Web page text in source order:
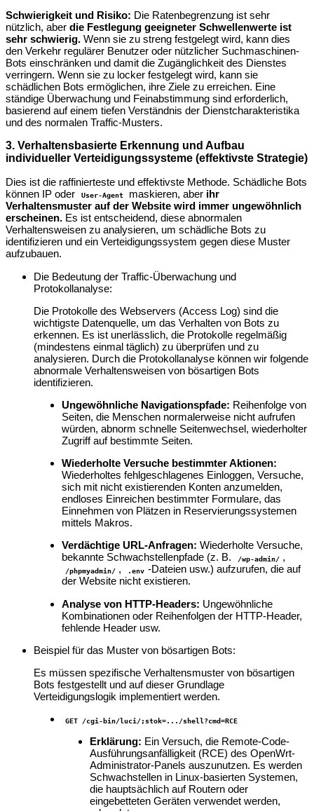
Schwierigkeit und Risiko: Die Ratenbegrenzung ist sehr
nützlich, aber die Festlegung geeigneter Schwellenwerte ist
sehr schwierig. Wenn sie zu streng festgelegt wird, kann dies
den Verkehr regulärer Benutzer oder nützlicher Suchmaschinen-
Bots einschränken und damit die Zugänglichkeit des Dienstes
verringern. Wenn sie zu locker festgelegt wird, kann sie
schädlichen Bots ermöglichen, ihre Ziele zu erreichen. Eine
ständige Überwachung und Feinabstimmung sind erforderlich,
basierend auf einem tiefen Verständnis der Dienstcharakteristika
und des normalen Traffic-Musters.
3. Verhaltensbasierte Erkennung und Aufbau
individueller Verteidigungssysteme (effektivste Strategie)
Dies ist die raffinierteste und effektivste Methode. Schädliche Bots
können IP oder
User-Agent maskieren, aber ihr
Verhaltensmuster auf der Website wird immer ungewöhnlich
erscheinen. Es ist entscheidend, diese abnormalen
Verhaltensweisen zu analysieren, um schädliche Bots zu
identifizieren und ein Verteidigungssystem gegen diese Muster
aufzubauen.
Die Bedeutung der Traffic-Überwachung und
Protokollanalyse:
Die Protokolle des Webservers (Access Log) sind die
wichtigste Datenquelle, um das Verhalten von Bots zu
erkennen. Es ist unerlässlich, die Protokolle regelmäßig
(mindestens einmal täglich) zu überprüfen und zu
analysieren. Durch die Protokollanalyse können wir folgende
abnormale Verhaltensweisen von bösartigen Bots
identifizieren.
Ungewöhnliche Navigationspfade: Reihenfolge von
Seiten, die Menschen normalerweise nicht aufrufen
würden, abnorm schnelle Seitenwechsel, wiederholter
Zugriff auf bestimmte Seiten.
Wiederholte Versuche bestimmter Aktionen:
Wiederholtes fehlgeschlagenes Einloggen, Versuche,
sich mit nicht existierenden Konten anzumelden,
endloses Einreichen bestimmter Formulare, das
Einnehmen von Plätzen in Reservierungssystemen
mittels Makros.
Verdächtige URL-Anfragen: Wiederholte Versuche,
bekannte Schwachstellenpfade (z. B.
/wp-admin/ ,
/phpmyadmin/ , .env -Dateien usw.) aufzurufen, die auf
der Website nicht existieren.
Analyse von HTTP-Headers: Ungewöhnliche
Kombinationen oder Reihenfolgen der HTTP-Header,
fehlende Header usw.
Beispiel für das Muster von bösartigen Bots:
Es müssen spezifische Verhaltensmuster von bösartigen
Bots festgestellt und auf dieser Grundlage
Verteidigungslogik implementiert werden.
GET /cgi-bin/luci/;stok=.../shell?cmd=RCE
Erklärung: Ein Versuch, die Remote-Code-
Ausführungsanfälligkeit (RCE) des OpenWrt-
Administrator-Panels auszunutzen. Es werden
Schwachstellen in Linux-basierten Systemen,
die hauptsächlich auf Routern oder
eingebetteten Geräten verwendet werden,